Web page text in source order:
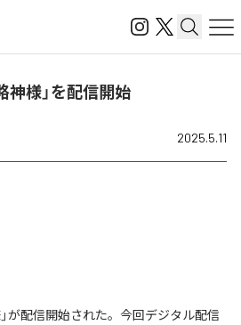
神様」を配信開始
2025.5.11
が配信開始された。今回デジタル配信